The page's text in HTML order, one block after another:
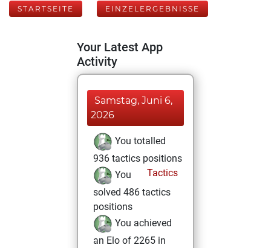
STARTSEITE EINZELERGEBNISSE
Your Latest App
Activity
Samstag, Juni 6,
2026
You totalled
936 tactics positions
Tactics
You
solved 486 tactics
positions
You achieved
an Elo of 2265 in